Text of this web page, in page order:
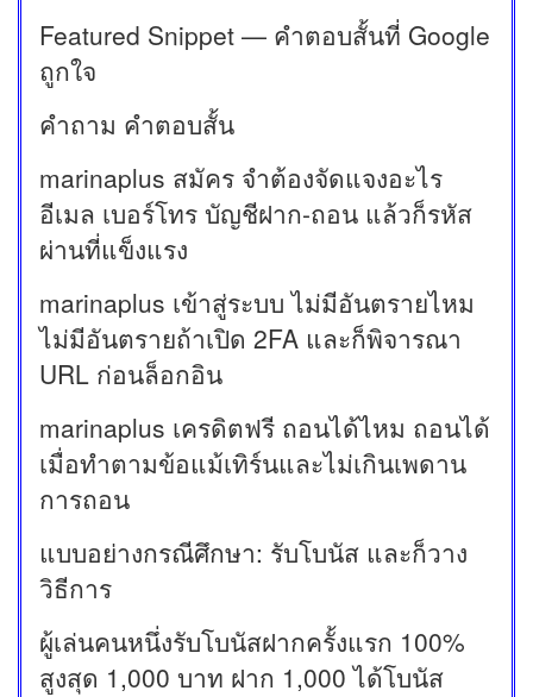
Featured Snippet — คำตอบสั้นที่ Google
ถูกใจ
คำถาม คำตอบสั้น
marinaplus สมัคร จำต้องจัดแจงอะไร
อีเมล เบอร์โทร บัญชีฝาก-ถอน แล้วก็รหัส
ผ่านที่แข็งแรง
marinaplus เข้าสู่ระบบ ไม่มีอันตรายไหม
ไม่มีอันตรายถ้าเปิด 2FA และก็พิจารณา
URL ก่อนล็อกอิน
marinaplus เครดิตฟรี ถอนได้ไหม ถอนได้
เมื่อทำตามข้อแม้เทิร์นและไม่เกินเพดาน
การถอน
แบบอย่างกรณีศึกษา: รับโบนัส และก็วาง
วิธีการ
ผู้เล่นคนหนึ่งรับโบนัสฝากครั้งแรก 100%
สูงสุด 1,000 บาท ฝาก 1,000 ได้โบนัส